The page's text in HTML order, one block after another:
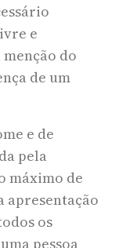
e
do
de um
e de
pela
máximo de
apresentação
os
pessoa